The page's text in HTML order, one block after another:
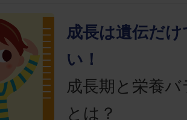
成長は遺伝だ
い！
成長期と栄養
とは？